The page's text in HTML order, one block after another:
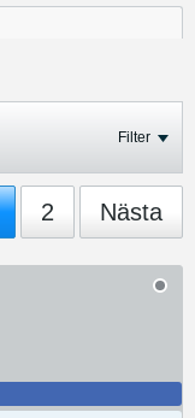
Filter
2 Nästa